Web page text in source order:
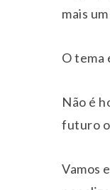
mais
O tema
Não é
futuro
Vamos